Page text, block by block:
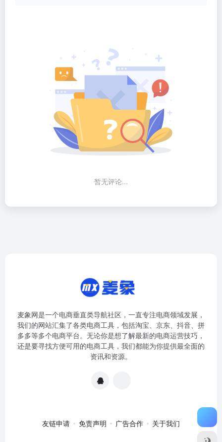
暂无评论...
麦象网是一个电商垂直类导航社区，一直专注电商领域发展，
我们的网站汇集了各类电商工具，包括淘宝、京东、抖音、拼
多多等多个电商平台。无论你是想了解最新的电商运营技巧，
还是要寻找方便可用的电商工具，我们都能为你提供最全面的
资讯和资源。
友链申请 免责声明 广告合作 关于我们